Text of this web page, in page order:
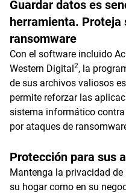
Guardar datos es
herramienta. Proteja
ransomware
Con el software incluido
Western Digital2, la
de sus archivos valiosos
permite reforzar las
sistema informático
por ataques de
Protección para sus
Mantenga la privacidad
su hogar como en su